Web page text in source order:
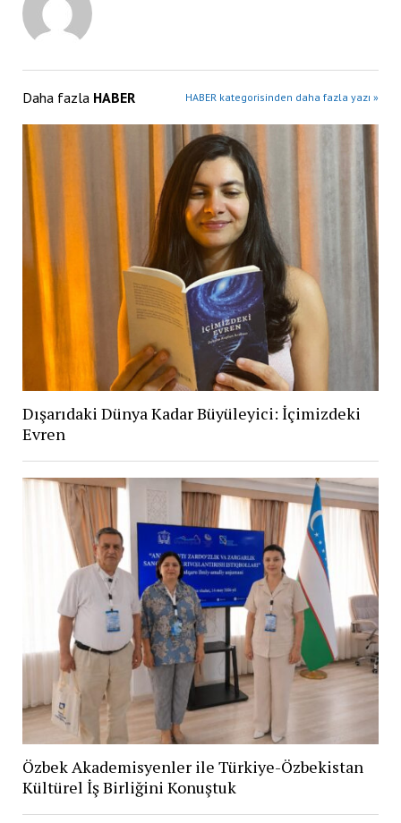
Daha fazla HABER HABER kategorisinden daha fazla yazı »
Dışarıdaki Dünya Kadar Büyüleyici: İçimizdeki
Evren
Özbek Akademisyenler ile Türkiye-Özbekistan
Kültürel İş Birliğini Konuştuk